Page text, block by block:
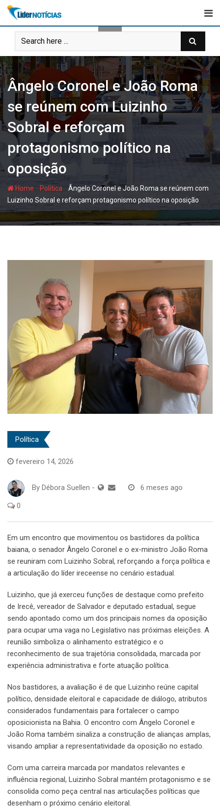
Skip
content
Ângelo Coronel e João Roma
se reúnem com Luizinho
Sobral e reforçam
protagonismo político na
oposição
Home Política -Ângelo Coronel e João Roma se reúnem com
Luizinho Sobral e reforçam protagonismo político na oposição
Política
fevereiro 14, 2026
By Débora Suellen - 6 meses ago
0
Em um encontro que movimentou os bastidores da política
baiana, o senador Ângelo Coronel e o ex-ministro João Roma
se reuniram com Luizinho Sobral, reforçando a força política e
a articulação do líder ireceense no cenário estadual.
Luizinho, que já exerceu funções de destaque como prefeito
de Irecê, vereador de Salvador e deputado estadual, segue
sendo apontado como um dos principais nomes da oposição
para ocupar uma vaga no Legislativo nas próximas eleições. A
reunião simboliza o alinhamento estratégico e o
reconhecimento de sua trajetória consolidada, marcada por
experiência administrativa e forte atuação política.
Nos bastidores, a avaliação é de que Luizinho reúne capital
político, densidade eleitoral e capacidade de diálogo, atributos
considerados fundamentais para fortalecer o campo
oposicionista na Bahia. O encontro com Ângelo Coronel e
João Roma também sinaliza a construção de alianças amplas,
visando ampliar a representatividade da oposição no estado.
Com uma carreira marcada por mandatos relevantes e
influência regional, Luizinho Sobral mantém protagonismo e se
consolida como peça central nas articulações políticas que
desenham o próximo cenário eleitoral.